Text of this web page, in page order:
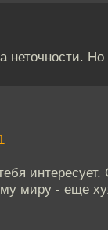
неточности. Но
миру - еще